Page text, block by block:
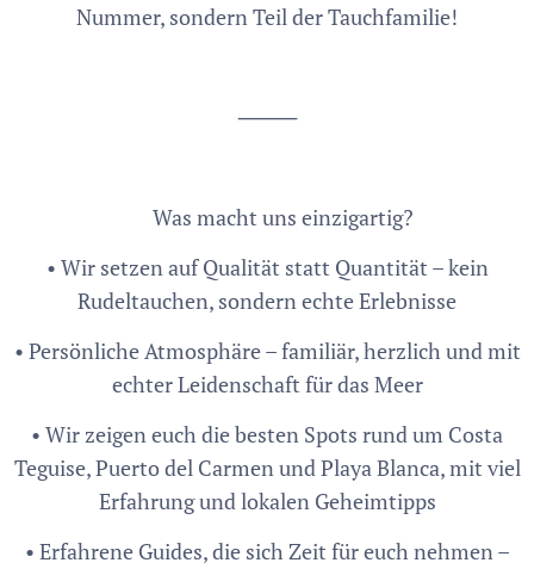
Nummer, sondern Teil der Tauchfamilie!
⸻
✨ Was macht uns einzigartig?
• Wir setzen auf Qualität statt Quantität – kein
Rudeltauchen, sondern echte Erlebnisse
• Persönliche Atmosphäre – familiär, herzlich und mit
echter Leidenschaft für das Meer
• Wir zeigen euch die besten Spots rund um Costa
Teguise, Puerto del Carmen und Playa Blanca, mit viel
Erfahrung und lokalen Geheimtipps
• Erfahrene Guides, die sich Zeit für euch nehmen –